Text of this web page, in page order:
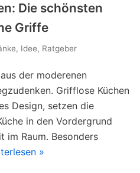
Die schönsten
Griffe
, Idee, Ratgeber
der moderenen
Grifflose Küchen
Design, setzen die
in den Vordergrund
im Raum. Besonders
»